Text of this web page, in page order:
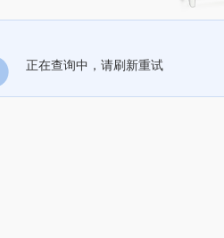
正在查询中，请刷新重试